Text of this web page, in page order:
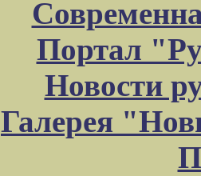
Портал
Новости
Галерея